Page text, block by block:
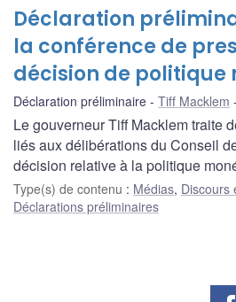
Déclaration
la conférence de
décision de politique
Déclaration préliminaire Tiff Macklem
Le gouverneur Tiff Macklem traite
liés aux délibérations du Conseil
décision relative à la politique
Type(s) de contenu : Médias, Discours
Déclarations préliminaires